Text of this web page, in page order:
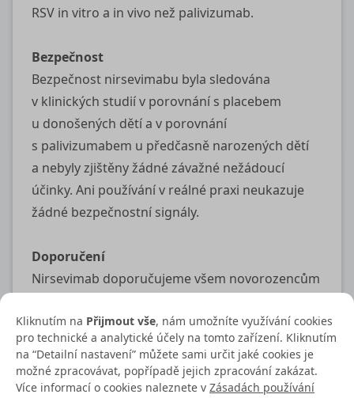
RSV in vitro a in vivo než palivizumab.
Bezpečnost
Bezpečnost nirsevimabu byla sledována
v klinických studií v porovnání s placebem
u donošených dětí a v porovnání
s palivizumabem u předčasně narozených dětí
a nebyly zjištěny žádné závažné nežádoucí
účinky. Ani používání v reálné praxi neukazuje
žádné bezpečnostní signály.
Doporučení
Nirsevimab doporučujeme všem novorozencům
jejichž matky nebyly proti infekci RSV
v těhotenství očkované. Podání nirsevimabu
dětem narozeným v měsících říjen až březen
doporučujeme před propuštěním
Kliknutím na Přijmout vše, nám umožníte využívání cookies
pro technické a analytické účely na tomto zařízení. Kliknutím
na “Detailní nastavení” můžete sami určit jaké cookies je
možné zpracovávat, popřípadě jejich zpracování zakázat.
Více informací o cookies naleznete v Zásadách používání